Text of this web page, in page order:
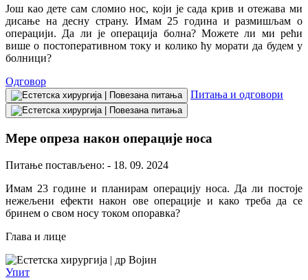
Још као дете сам сломио нос, који је сада крив и отежава ми
дисање на десну страну. Имам 25 година и размишљам о
операцији. Да ли је операција болна? Можете ли ми рећи
више о постоперативном току и колико ћу морати да будем у
болници?
Одговор
Питања и одговори
Мере опреза након операције носа
Питање постављено: - 18. 09. 2024
Имам 23 године и планирам операцију носа. Да ли постоје
нежељени ефекти након ове операције и како треба да се
бринем о свом носу током опоравка?
Глава и лице
др Војин
Упит